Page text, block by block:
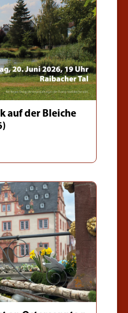
auf der Bleiche